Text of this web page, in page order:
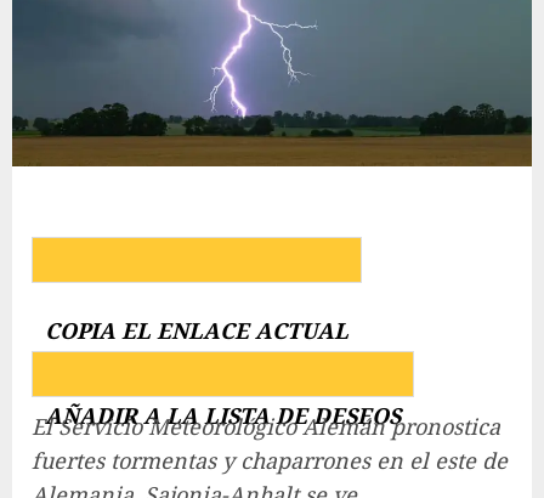
COPIA EL ENLACE ACTUAL
AÑADIR A LA LISTA DE DESEOS
El Servicio Meteorológico Alemán pronostica
fuertes tormentas y chaparrones en el este de